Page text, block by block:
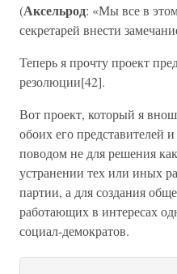
(Аксельрод: «Мы все в
секретарей внести
Теперь я прочту проект
резолюции[42].
Вот проект, который я
обоих его представителей
поводом не для решения
устранении тех или иных
партии, а для создания
работающих в интересах
социал-демократов.